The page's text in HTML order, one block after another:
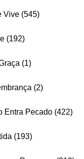
Vive (545)
(192)
(1)
(2)
Entra Pecado (422)
(193)